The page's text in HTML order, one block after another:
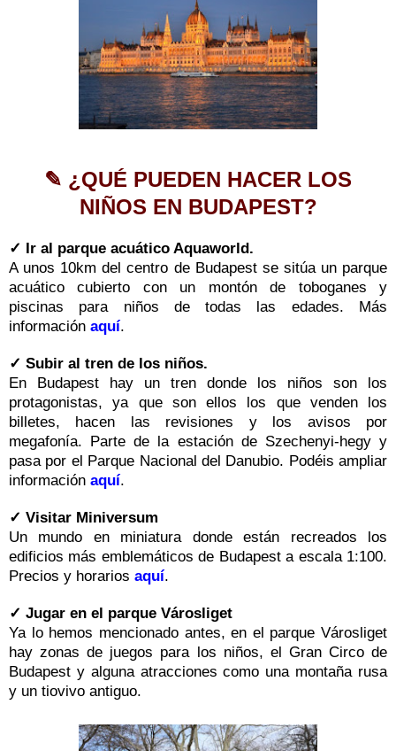
✎ ¿QUÉ PUEDEN HACER LOS
NIÑOS EN BUDAPEST?
✓ Ir al parque acuático Aquaworld.
A unos 10km del centro de Budapest se sitúa un parque
acuático cubierto con un montón de toboganes y
piscinas para niños de todas las edades. Más
información aquí.
✓ Subir al tren de los niños.
En Budapest hay un tren donde los niños son los
protagonistas, ya que son ellos los que venden los
billetes, hacen las revisiones y los avisos por
megafonía. Parte de la estación de Szechenyi-hegy y
pasa por el Parque Nacional del Danubio. Podéis ampliar
información aquí.
✓ Visitar Miniversum
Un mundo en miniatura donde están recreados los
edificios más emblemáticos de Budapest a escala 1:100.
Precios y horarios aquí.
✓ Jugar en el parque Városliget
Ya lo hemos mencionado antes, en el parque Városliget
hay zonas de juegos para los niños, el Gran Circo de
Budapest y alguna atracciones como una montaña rusa
y un tiovivo antiguo.